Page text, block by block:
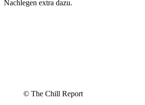
Nachlegen extra dazu.
© The Chill Report